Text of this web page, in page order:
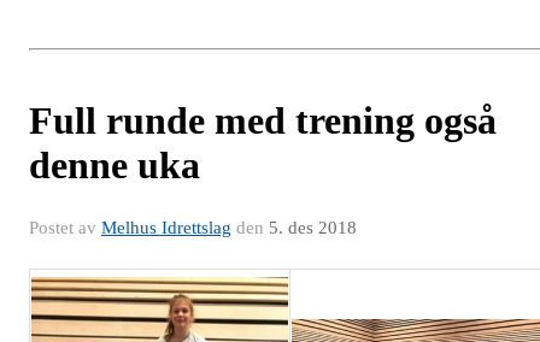
Full runde med trening også
denne uka
Postet av Melhus Idrettslag den 5. des 2018